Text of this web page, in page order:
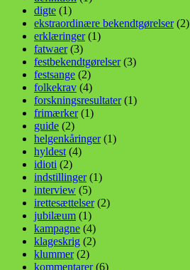
digte (1)
ekstraordinære bekendtgørelser(2)
erklæringer(1)
fatwaer(3)
festbekendtgørelser(3)
festsange (2)
folkekrav (4)
forskningsresultater(1)
frimærker(1)
guide (2)
helgenkåringer(1)
hyldest (4)
idioti (2)
indstillinger(1)
interview (5)
irettesættelser(2)
jubilæum (1)
kampagne (4)
klageskrig (2)
klummer(2)
kommentarer(6)